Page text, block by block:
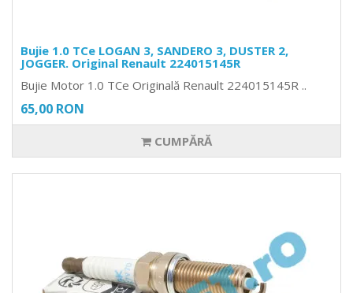
Bujie 1.0 TCe LOGAN 3, SANDERO 3, DUSTER 2,
JOGGER. Original Renault 224015145R
Bujie Motor 1.0 TCe Originală Renault 224015145R ..
65,00 RON
CUMPĂRĂ